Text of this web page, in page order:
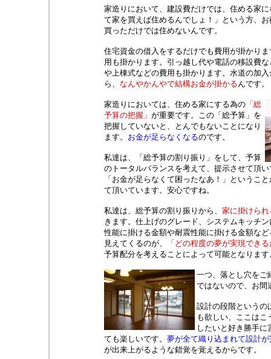
家造りにおいて、建設費だけでは、住める家
て家を買えば住めるんでしょ！」という方、
買っただけでは住めないんです。
住宅資金の借入をするだけでも費用が掛かり
用も掛かります。引っ越し代や電話の移設費
や上棟式などの費用も掛かります。水道の加
ら、 なんやかんやで結構お金が掛かるんです。
家造りにおいては、住める家にする為の 「総
予算の把握」 が重要です。この「総予算」を
把握していないと、とんでもないことになり
ます。 お金が足らなくなるのです。
私達は、「総予算の割り振り」をして、予算
のトータルバランスを考えて、提示させて頂
「お金が足らなくて困ったなあ！」というこ
て頂いています。安心ですね。
私達は、総予算の割り振りから、 家に掛けら
きます。仕上げのグレード、システムキッチ
性能に掛ける金額や耐震性能に掛ける金額など
見えてくるのが、
「どの程度の夢が実現でき
予算配分を考えることによって可能となります
一つ、落とし穴をご
ではないので、お間
設計の段階というの
も欲しい、ここは
したいと好き勝手
ても楽しいです。 夢が全て織り込まれて設計が
が出来上がるような錯覚を覚えるからです。